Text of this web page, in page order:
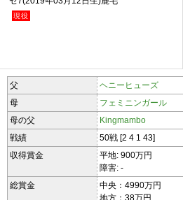
父
ヘニーヒューズ
母
フェミニンガール
母の父
Kingmambo
戦績
50戦 [2 4 1 43]
収得賞金
平地: 900万円
障害: -
総賞金
中央：4990万円